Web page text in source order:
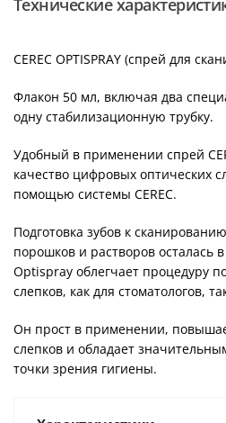
CEREC OPTISPRAY (спрей для
Флакон 50 мл, включая два
одну стабилизационную трубку.
Удобный в применении спрей
качество цифровых оптических
помощью системы CEREC.
Подготовка зубов к
порошков и растворов осталась
Optispray облегчает процедуру
слепков, как для стоматологов,
Он прост в применении,
слепков и обладает
точки зрения гигиены.